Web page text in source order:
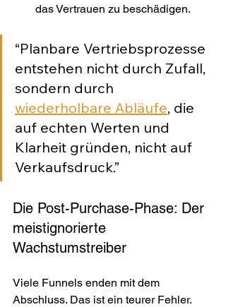
das Vertrauen zu beschädigen.
“Planbare Vertriebsprozesse
entstehen nicht durch Zufall,
sondern durch
wiederholbare Abläufe, die
auf echten Werten und
Klarheit gründen, nicht auf
Verkaufsdruck.”
Die Post-Purchase-Phase: Der
meistignorierte
Wachstumstreiber
Viele Funnels enden mit dem
Abschluss. Das ist ein teurer Fehler.